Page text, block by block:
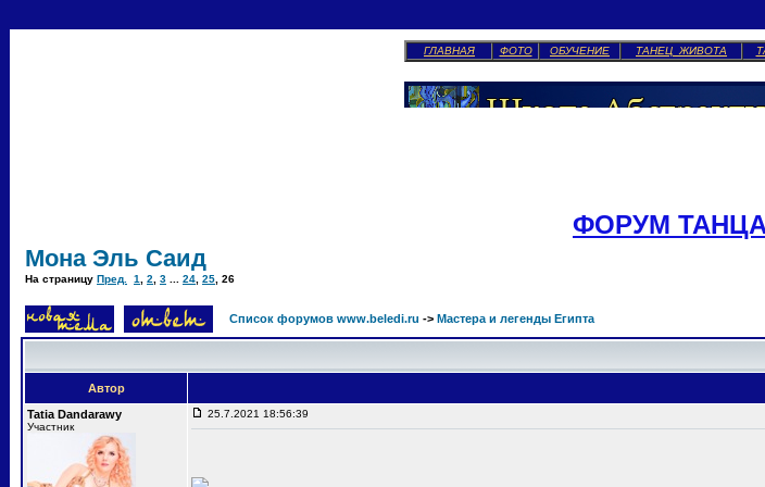
ГЛАВНАЯ ФОТО ОБУЧЕНИЕ ТАНЕЦ ЖИВОТА
ФОРУМ
Мона Эль Саид
На страницу Пред. 1 2 3 24 25 26
Список форумов www.beledi.ru -> Мастера и легенды Египта
Автор
Tatia Dandarawy
Участник
25.7.2021 18:56:39